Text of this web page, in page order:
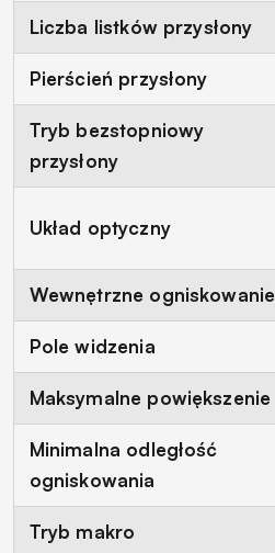
Liczba listków przysłony
Pierścień przysłony
Tryb bezstopniowy
przysłony
Układ optyczny
Wewnętrzne ogniskowanie
Pole widzenia
Maksymalne powiększenie
Minimalna odległość
ogniskowania
Tryb makro